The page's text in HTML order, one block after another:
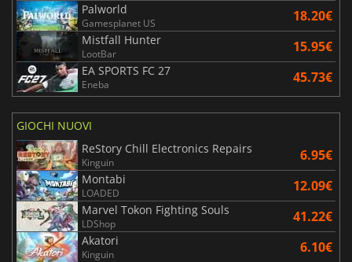
Palworld
Gamesplanet US 18.20€
Mistfall Hunter
LootBar 15.95€
EA SPORTS FC 27
Eneba 45.73€
GIOCHI NUOVI
ReStory Chill Electronics Repairs
Kinguin 6.95€
Montabi
LOADED 12.09€
Marvel Tokon Fighting Souls
LDShop 41.22€
Akatori
Kinguin 6.10€